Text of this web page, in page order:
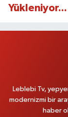
Yükleniyor...
Leblebi Tv,
modernizmi bir
haber